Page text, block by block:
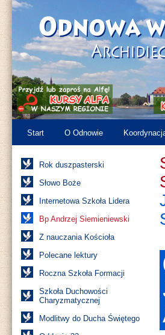
Start O Odnowie
Rok duszpasterski
Słowo Boże
Internetowa Szkoła Lidera
Bp Andrzej Siemieniewski
Z nauczania Kościoła
Polecane lektury
Roczna Szkoła Formacji
Szkoła Duchowości
Charyzmatycznej
Modlitwy do Ducha Świętego